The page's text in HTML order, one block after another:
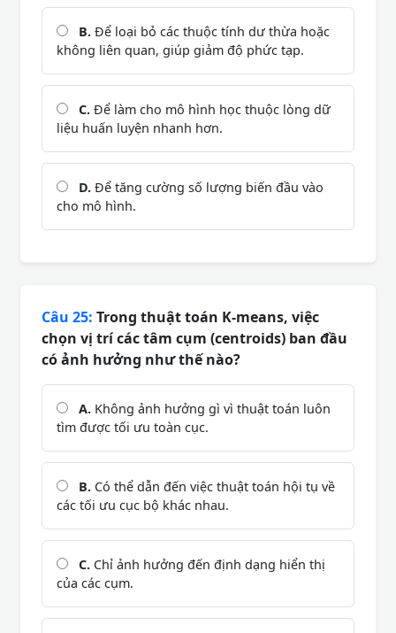
B. Để loại bỏ các thuộc tính dư thừa hoặc
không liên quan, giúp giảm độ phức tạp.
C. Để làm cho mô hình học thuộc lòng dữ
liệu huấn luyện nhanh hơn.
D. Để tăng cường số lượng biến đầu vào
cho mô hình.
Câu 25: Trong thuật toán K-means, việc
chọn vị trí các tâm cụm (centroids) ban đầu
có ảnh hưởng như thế nào?
A. Không ảnh hưởng gì vì thuật toán luôn
tìm được tối ưu toàn cục.
B. Có thể dẫn đến việc thuật toán hội tụ về
các tối ưu cục bộ khác nhau.
C. Chỉ ảnh hưởng đến định dạng hiển thị
của các cụm.